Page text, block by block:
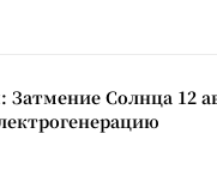
Солнца 12